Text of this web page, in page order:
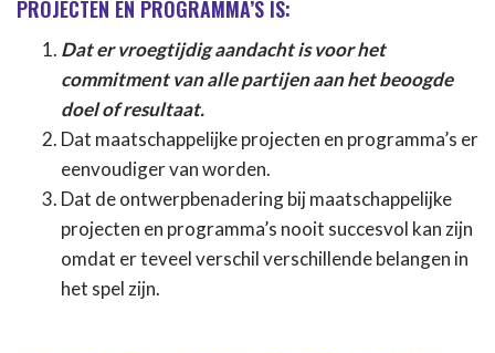
PROJECTEN EN PROGRAMMA’S IS:
Dat er vroegtijdig aandacht is voor het
commitment van alle partijen aan het beoogde
doel of resultaat.
Dat maatschappelijke projecten en programma’s er
eenvoudiger van worden.
Dat de ontwerpbenadering bij maatschappelijke
projecten en programma’s nooit succesvol kan zijn
omdat er teveel verschil verschillende belangen in
het spel zijn.